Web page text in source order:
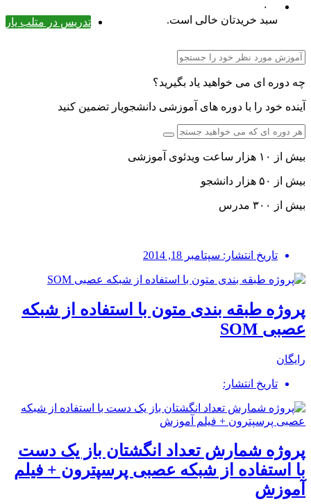
۰
تدریس در متلب یار
سبد خریدتان خالی است.
چه دوره ای می خواهید یاد بگیرید؟
آینده خود را با دوره های آموزشی دانشجویار تضمین کنید
بیش از ۱۰ هزار ساعت ویدئوی آموزشی
بیش از ۵۰ هزار دانشجو
بیش از ۳۰۰ مدرس
تاریخ انتشار: سپتامبر 18, 2014
پروژه طبقه بندی متون با استفاده از شبکه
عصبی SOM
رایگان
تاریخ انتشار:
پروژه شمارش تعداد انگشتان باز یک دست
با استفاده از شبکه عصبی پرسپترون + فیلم
آموزش